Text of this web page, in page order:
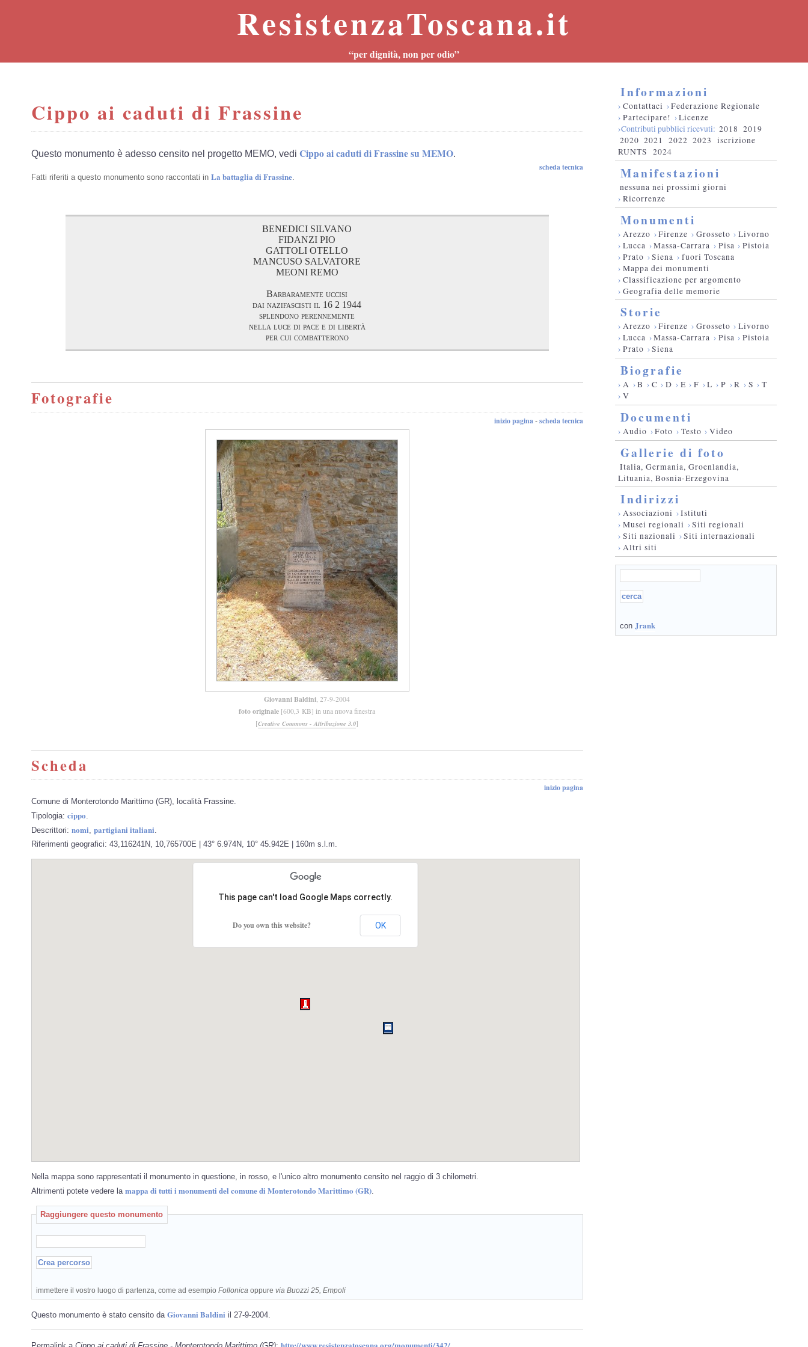
ResistenzaToscana.it
“per dignità, non per odio”
Cippo ai caduti di Frassine
Questo monumento è adesso censito nel progetto MEMO, vedi Cippo ai caduti di Frassine su MEMO.
scheda tecnica
Fatti riferiti a questo monumento sono raccontati in La battaglia di Frassine.
BENEDICI SILVANO
FIDANZI PIO
GATTOLI OTELLO
MANCUSO SALVATORE
MEONI REMO
Barbaramente uccisi
dai nazifascisti il 16 2 1944
splendono perennemente
nella luce di pace e di libertà
per cui combatterono
Fotografie
inizio pagina - scheda tecnica
Giovanni Baldini, 27-9-2004
foto originale [600,3 KB] in una nuova finestra
[Creative Commons - Attribuzione 3.0]
Scheda
inizio pagina
Comune di Monterotondo Marittimo (GR), località Frassine.
Tipologia: cippo
Descrittori: nomi partigiani italiani
Riferimenti geografici: 43,116241N, 10,765700E | 43° 6.974N, 10° 45.942E | 160m s.l.m.
This page can't load Google Maps correctly.
Do you own this website? OK
Nella mappa sono rappresentati il monumento in questione, in rosso, e l'unico altro monumento censito nel raggio di 3 chilometri.
Altrimenti potete vedere la mappa di tutti i monumenti del comune di Monterotondo Marittimo (GR)
Raggiungere questo monumento
immettere il vostro luogo di partenza, come ad esempio Follonica oppure via Buozzi 25, Empoli
Questo monumento è stato censito da Giovanni Baldini il 27-9-2004.
http://www.resistenzatoscana.org/monumenti/342/
Informazioni
› Contattaci ›Federazione Regionale
› Partecipare! ›Licenze
›Contributi pubblici ricevuti: 2018 2019
2020 2021 2022 2023
iscrizione
RUNTS
2024
Manifestazioni
nessuna nei prossimi giorni
› Ricorrenze
Monumenti
› Arezzo ›Firenze › Grosseto › Livorno
› Lucca ›Massa-Carrara › Pisa › Pistoia
› Prato ›Siena › fuori Toscana
› Mappa dei monumenti
› Classificazione per argomento
› Geografia delle memorie
Storie
› Arezzo ›Firenze › Grosseto › Livorno
› Lucca ›Massa-Carrara › Pisa › Pistoia
› Prato ›Siena
Biografie
› A ›B › C › D › E › F ›L › P ›R › S › T
› V
Documenti
› Audio ›Foto › Testo › Video
Gallerie di foto
Italia, Germania, Groenlandia,
Lituania, Bosnia-Erzegovina
Indirizzi
› Associazioni ›Istituti
› Musei regionali ›Siti regionali
› Siti nazionali ›Siti internazionali
› Altri siti
con Jrank